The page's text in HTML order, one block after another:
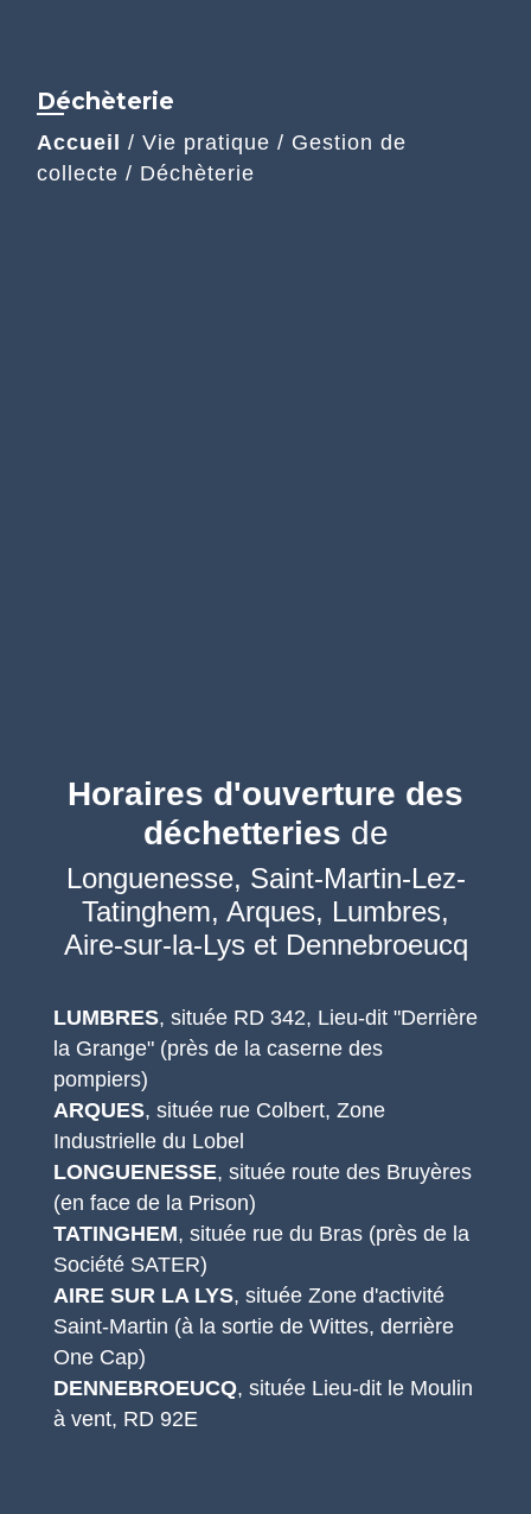
Déchèterie
Accueil / Vie pratique / Gestion de
collecte / Déchèterie
Horaires d'ouverture des
déchetteries de
Longuenesse, Saint-Martin-Lez-
Tatinghem, Arques, Lumbres,
Aire-sur-la-Lys et Dennebroeucq
LUMBRES, située RD 342, Lieu-dit "Derrière
la Grange" (près de la caserne des
pompiers)
ARQUES, située rue Colbert, Zone
Industrielle du Lobel
LONGUENESSE, située route des Bruyères
(en face de la Prison)
TATINGHEM, située rue du Bras (près de la
Société SATER)
AIRE SUR LA LYS, située Zone d'activité
Saint-Martin (à la sortie de Wittes, derrière
One Cap)
DENNEBROEUCQ, située Lieu-dit le Moulin
à vent, RD 92E